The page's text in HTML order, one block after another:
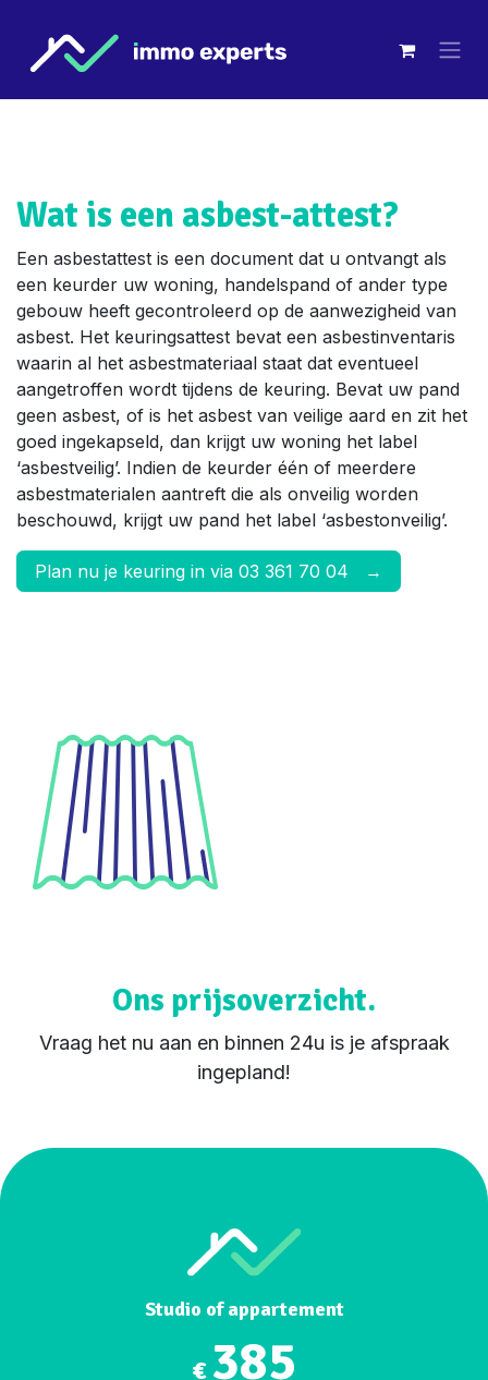
Wat is een asbest-attest?
Een asbestattest is een document dat u ontvangt als
een keurder uw woning, handelspand of ander type
gebouw heeft gecontroleerd op de aanwezigheid van
asbest. Het keuringsattest bevat een asbestinventaris
waarin al het asbestmateriaal staat dat eventueel
aangetroffen wordt tijdens de keuring. Bevat uw pand
geen asbest, of is het asbest van veilige aard en zit het
goed ingekapseld, dan krijgt uw woning het label
‘asbestveilig’. Indien de keurder één of meerdere
asbestmaterialen aantreft die als onveilig worden
beschouwd, krijgt uw pand het label ‘asbestonveilig’.
Plan nu je keuring in via 03 361 70 04 →
Ons prijsoverzicht.
Vraag het nu aan en binnen 24u is je afspraak
ingepland!
Studio of appartement
€ 385